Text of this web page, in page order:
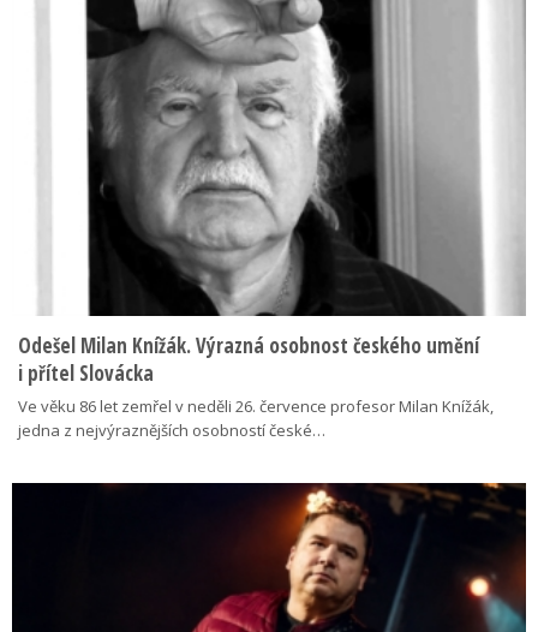
Odešel Milan Knížák. Výrazná osobnost českého umění
i přítel Slovácka
Ve věku 86 let zemřel v neděli 26. července profesor Milan Knížák,
jedna z nejvýraznějších osobností české…